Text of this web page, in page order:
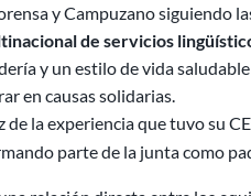
y Campuzano siguiendo
de servicios
y un estilo de vida
en causas solidarias.
de la experiencia que tuvo su
parte de la junta como